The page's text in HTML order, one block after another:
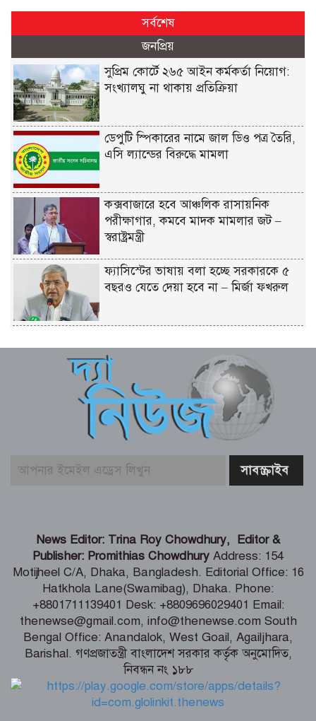
সর্বশেষ
জনপ্রিয়
সুপ্রিম কোর্টে ২৬৫ আইন কর্মকর্তা নিয়োগ:
সংখ্যালঘু না থাকায় প্রতিক্রিয়া
ডেপুটি স্পিকারের নামে জাল ডিও পত্র তৈরি,
এসি ল্যান্ডের বিরুদ্ধে মামলা
কক্সবাজারে হবে আঞ্চলিক রাসায়নিক
পরীক্ষাগার, কমবে মাদক মামলার জট –
স্বরাষ্ট্রমন্ত্রী
ফ্যাসিস্টের ভাষায় বলা হচ্ছে সরকারকে ৫
বছরও যেতে দেয়া হবে না – মির্জা ফখরুল
নেই; দাবি তথ্যমন্ত্রীর
বিএনপির নারী এমপিকে আইনি নোটিশ
পাঠালেন আসিফ মাহমুদ
আলোচিত কনটেন্ট ক্রিয়েটর রিপন মিয়া
বিনামূল্যে চ্যাটজিপিটি ব্যবহারকারীদের জন্য
বড় সুখবর
গণমাধ্যমের ওপর নিয়ন্ত্রণ নয়, প্রয়োজন
নিয়মতান্ত্রিক কাঠামো: তথ্য ও সম্প্রচারমন্ত্রী
টেকসই গণতন্ত্র প্রতিষ্ঠায় স্বাধীন ও শক্তিশালী
গণমাধ্যমের বিকল্প নেই -মির্জা ফখরুল
News Editor: Trina Roy Chowdhury, Editor &
Publisher: Promithias Chowdhury Address: 154
Motijheel C/A, Dhaka, Bangladesh. Editorial Office: 16
Hatkhola Lane(Swamibag), Dhaka. Phone:
+8801711139401 Desk: +8809696029401 Email:
thenewse@gmail.com, info@thenewse.com South
Bengal Office: Anandalok, West Goail, Agailjhara,
Barishal. গণপ্রজাতন্ত্রী বাংলাদেশ সরকার কর্তৃক অনুমোদিত,
নিবন্ধন নং ১৮৮